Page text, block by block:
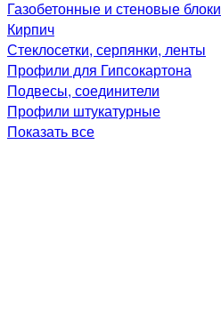
Газобетонные и стеновые блоки
Кирпич
Стеклосетки, серпянки, ленты
Профили для Гипсокартона
Подвесы, соединители
Профили штукатурные
Показать все